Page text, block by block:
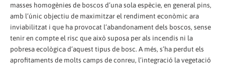
masses homogènies de boscos d’una sola espècie, en general pins,
amb l’únic objectiu de maximitzar el rendiment econòmic ara
inviabilitzat i que ha provocat l’abandonament dels boscos, sense
tenir en compte el risc que això suposa per als incendis ni la
pobresa ecològica d’aquest tipus de bosc. A més, s’ha perdut els
aprofitaments de molts camps de conreu, l’integració la vegetació